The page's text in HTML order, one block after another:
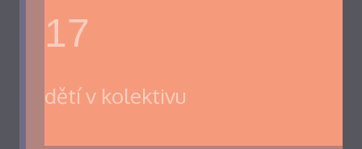
17
dětí v kolektivu